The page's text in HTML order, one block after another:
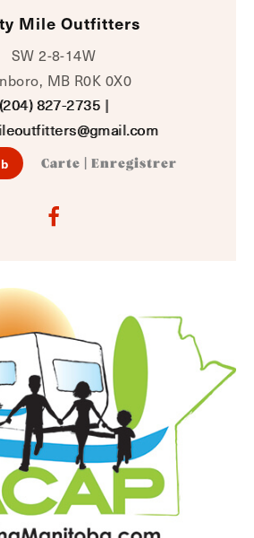
Mile Outfitters
SW 2-8-14W
MB R0K 0X0
(204) 827-2735 |
Carte Enregistrer